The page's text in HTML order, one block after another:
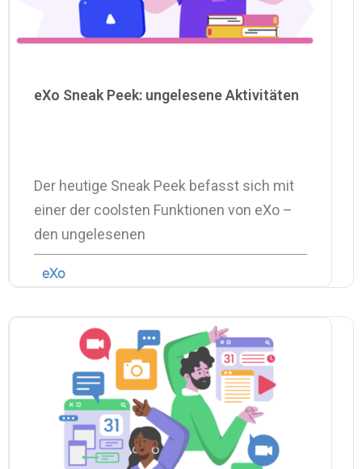
eXo Sneak Peek: ungelesene Aktivitäten
Der heutige Sneak Peek befasst sich mit
einer der coolsten Funktionen von eXo –
den ungelesenen
eXo